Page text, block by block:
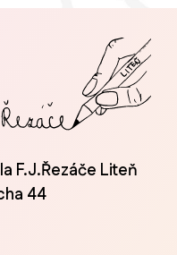
F.J.Řezáče Liteň
44